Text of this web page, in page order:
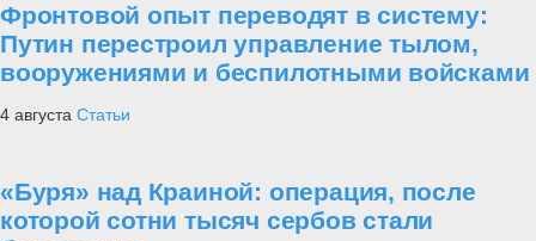
Фронтовой опыт переводят в систему:
Путин перестроил управление тылом,
вооружениями и беспилотными войсками
4 августа Статьи
«Буря» над Краиной: операция, после
которой сотни тысяч сербов стали